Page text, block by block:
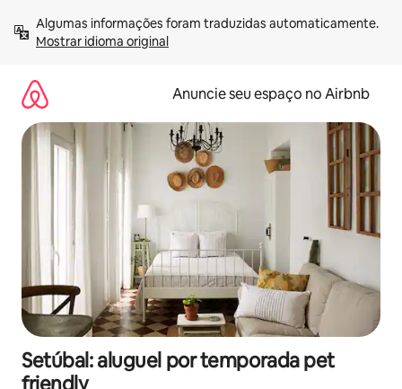
para
Mostrar idioma original
Anuncie seu espaço no Airbnb
Setúbal: aluguel por temporada pet